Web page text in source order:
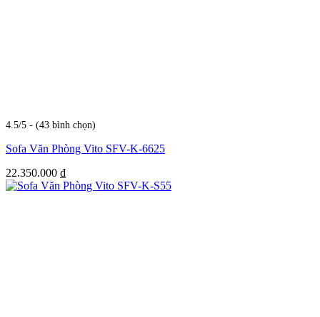
4.5/5 - (43 bình chọn)
Sofa Văn Phòng Vito SFV-K-6625
22.350.000 ₫